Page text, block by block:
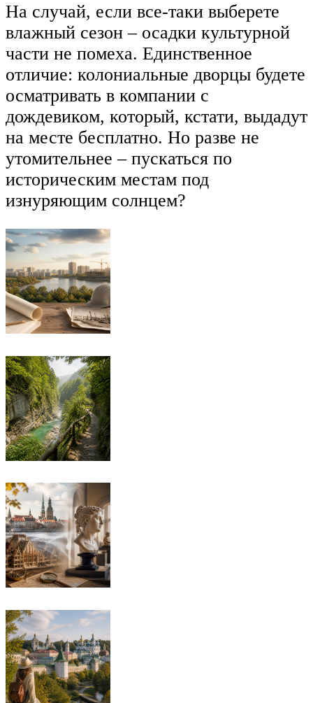
На случай, если все-таки выберете
влажный сезон – осадки культурной
части не помеха. Единственное
отличие: колониальные дворцы будете
осматривать в компании с
дождевиком, который, кстати, выдадут
на месте бесплатно. Но разве не
утомительнее – пускаться по
историческим местам под
изнуряющим солнцем?